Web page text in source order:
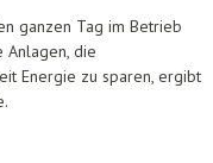
ganzen Tag im Betrieb
Anlagen, die
Energie zu sparen, ergibt